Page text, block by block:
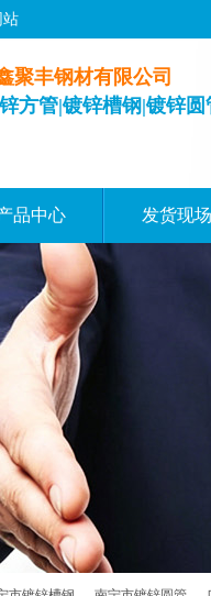
站
聚丰钢材有限公司
方管|镀锌槽钢|镀锌圆
品中心 发货现场